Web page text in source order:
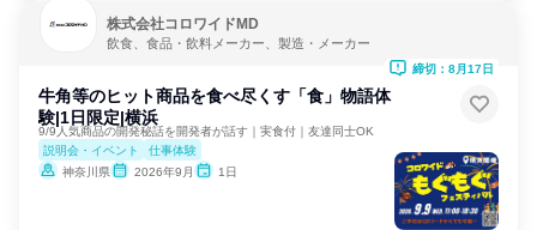
株式会社コロワイドMD
飲食、食品・飲料メーカー、製造・メーカー
牛角等のヒット商品を食べ尽くす「食」物語体
験|1日限定|横浜
9/9人気商品の開発秘話を開発者が話す｜実食付｜友達同士OK
説明会・イベント
仕事体験
神奈川県
2026年9月 1日
締切：8月17日